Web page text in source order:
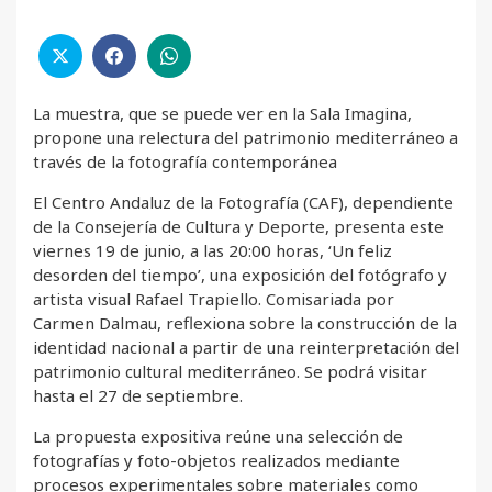
La muestra, que se puede ver en la Sala Imagina,
propone una relectura del patrimonio mediterráneo a
través de la fotografía contemporánea
El Centro Andaluz de la Fotografía (CAF), dependiente
de la Consejería de Cultura y Deporte, presenta este
viernes 19 de junio, a las 20:00 horas, ‘Un feliz
desorden del tiempo’, una exposición del fotógrafo y
artista visual Rafael Trapiello. Comisariada por
Carmen Dalmau, reflexiona sobre la construcción de la
identidad nacional a partir de una reinterpretación del
patrimonio cultural mediterráneo. Se podrá visitar
hasta el 27 de septiembre.
La propuesta expositiva reúne una selección de
fotografías y foto-objetos realizados mediante
procesos experimentales sobre materiales como